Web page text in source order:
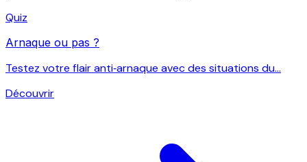
Quiz
Arnaque ou pas ?
Testez votre flair anti‑arnaque avec des situations du...
Découvrir